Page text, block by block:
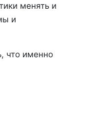
менять и
и
что именно